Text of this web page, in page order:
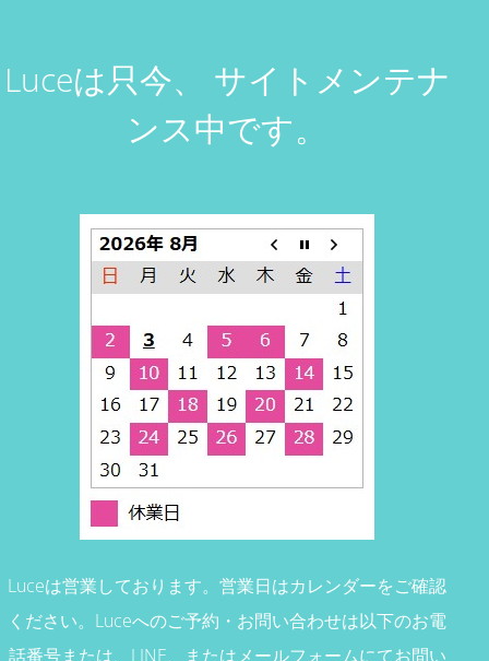
Luceは只今、
サイトメンテナ
ンス中です。
Luceは営業しております。営業日はカレンダーをご確認
ください。 Luceへのご予約・お問い合わせは以下のお電
話番号または、 LINE、またはメールフォームにてお問い